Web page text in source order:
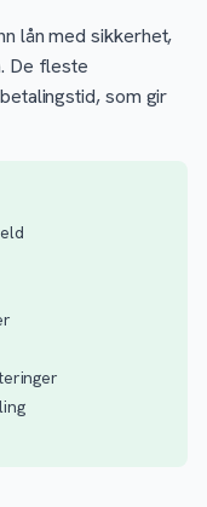
lån med sikkerhet,
De fleste
som gir